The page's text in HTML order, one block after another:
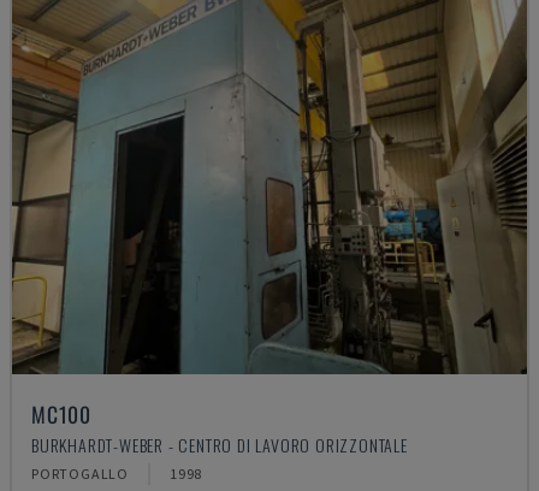
MC100
BURKHARDT-WEBER - CENTRO DI LAVORO ORIZZONTALE
PORTOGALLO 1998